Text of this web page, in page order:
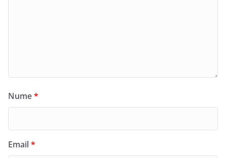
Nume*
Email*